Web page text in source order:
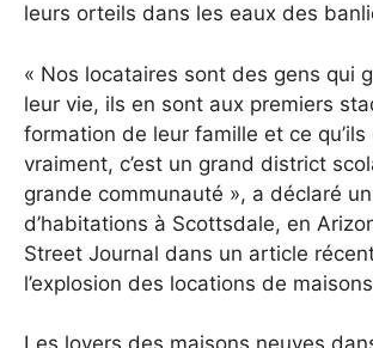
leurs orteils dans les eaux des
« Nos locataires sont des gens qui
leur vie, ils en sont aux premiers
formation de leur famille et ce
vraiment, c’est un grand district
grande communauté », a déclaré
d’habitations à Scottsdale, en
Street Journal dans un article
l’explosion des locations de